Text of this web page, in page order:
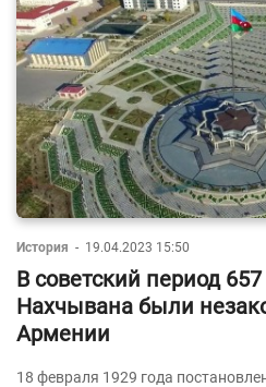
История - 19.04.2023 15:50
В советский период
Нахчывана были
Армении
18 февраля 1929 года